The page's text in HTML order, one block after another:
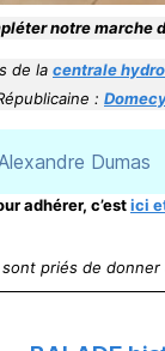
notre marche
de la centrale
:
Dumas
adhérer, c’estici
priés de